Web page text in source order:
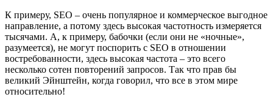
К примеру, SEO – очень популярное и коммерческое выгодное
направление, а потому здесь высокая частотность измеряется
тысячами. А, к примеру, бабочки (если они не «ночные»,
разумеется), не могут поспорить с SEO в отношении
востребованности, здесь высокая частота – это всего
несколько сотен повторений запросов. Так что прав бы
великий Эйнштейн, когда говорил, что все в этом мире
относительно!